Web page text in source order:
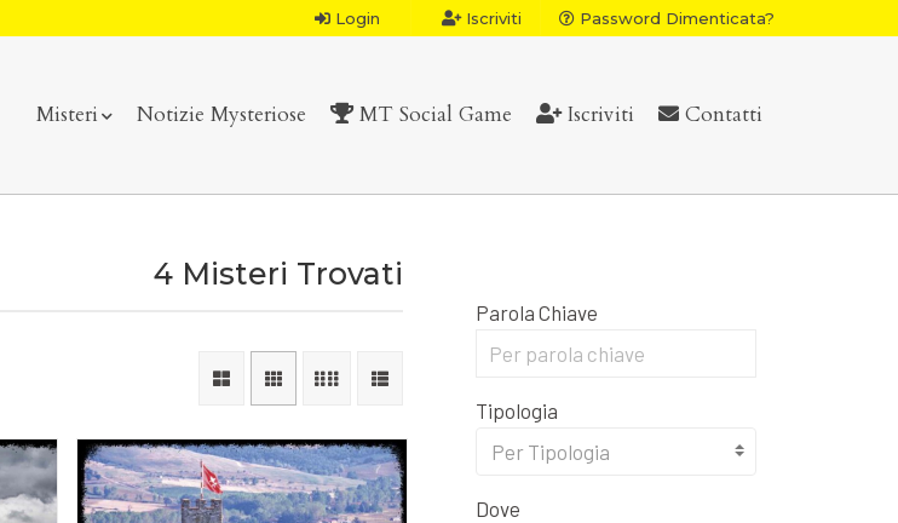
Login Iscriviti Password Dimenticata?
Misteri Notizie Mysteriose MT Social Game Iscriviti Contatti
4 Misteri Trovati
Parola Chiave
Tipologia
Per Tipologia
Dove